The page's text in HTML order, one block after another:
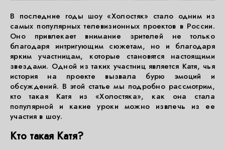
В последние годы шоу «Холостяк» стало одним из
самых популярных телевизионных проектов в России.
Оно привлекает внимание зрителей не только
благодаря интригующим сюжетам, но и благодаря
ярким участницам, которые становятся настоящими
звездами. Одной из таких участниц является Катя, чья
история на проекте вызвала бурю эмоций и
обсуждений. В этой статье мы подробно рассмотрим,
кто такая Катя из «Холостяка», как она стала
популярной и какие уроки можно извлечь из ее
участия в шоу.
Кто такая Катя?